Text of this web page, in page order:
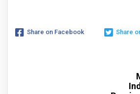
Share on Facebook Share